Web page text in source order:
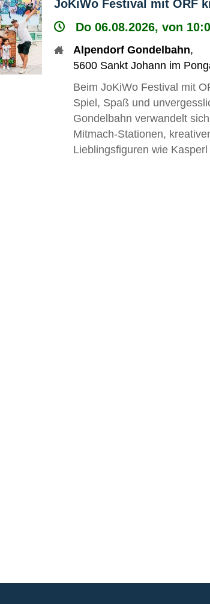
JoKiWo Festival mit ORF
Do 06.08.2026, von
Alpendorf Gondelbahn,
5600 Sankt Johann im
Beim JoKiWo Festival mit
Spiel, Spaß und
Gondelbahn verwandelt
Mitmach-Stationen,
Lieblingsfiguren wie